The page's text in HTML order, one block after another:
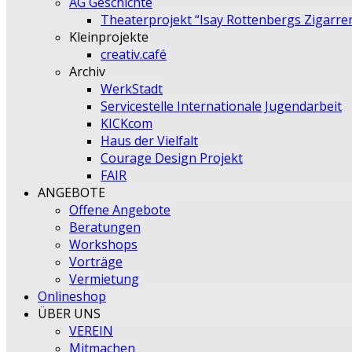
Theaterprojekt “Isay Rottenbergs
Kleinprojekte
creativ.café
Archiv
WerkStadt
Servicestelle Internationale Jugendarbeit
KICKcom
Haus der Vielfalt
Courage Design Projekt
FAIR
ANGEBOTE
Offene Angebote
Beratungen
Workshops
Vorträge
Vermietung
Onlineshop
ÜBER UNS
VEREIN
Mitmachen